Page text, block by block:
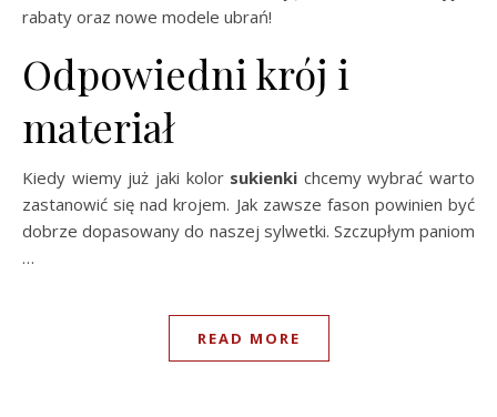
rabaty oraz nowe modele ubrań!
Odpowiedni krój i
materiał
Kiedy wiemy już jaki kolor sukienki chcemy wybrać warto
zastanowić się nad krojem. Jak zawsze fason powinien być
dobrze dopasowany do naszej sylwetki. Szczupłym paniom
…
READ MORE